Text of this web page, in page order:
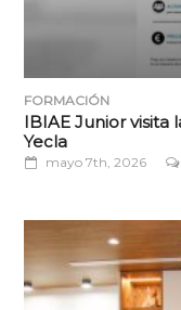
FORMACIÓN
IBIAE Junior visita
Yecla
mayo 7th, 2026